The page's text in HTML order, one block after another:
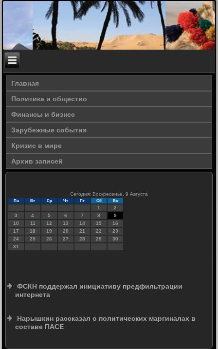
Главная
Политика и общество
Финансы и бизнес
Зарубежные события
Кризис в мире
Архив записей
Сегодня: Воскресенье, 9 Августа
Пн Вт Ср Чт Пт Сб Вс
1
2
3
4 5 6 7 8
9
10
11 12 13 14 15
16
17
18 19 20 21 22
23
24
25 26 27 28 29
30
31
ФСКН поддержал инициативу предфильтрации
интернета
Нарышкин рассказал о политических маргиналах в
составе ПАСЕ